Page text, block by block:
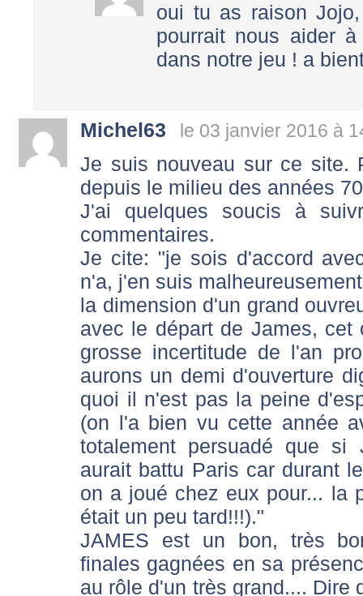
oui tu as raison
pourrait nous aider
dans notre jeu ! a
Michel63 le 03 janvier 2016 à
Je suis nouveau sur ce site.
depuis le milieu des années
J'ai quelques soucis à
commentaires.
Je cite: "je sois d'accord
n'a, j'en suis
la dimension d'un grand
avec le départ de James, cet
grosse incertitude de l'an
aurons un demi d'ouverture
quoi il n'est pas la peine
(on l'a bien vu cette année
totalement persuadé que
aurait battu Paris car durant
on a joué chez eux pour... la
était un peu tard!!!)."
JAMES est un bon, très
finales gagnées en sa
au rôle d'un très grand.... Dire